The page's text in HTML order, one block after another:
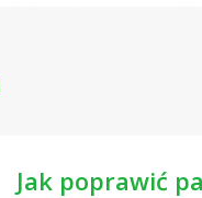
Jak poprawić